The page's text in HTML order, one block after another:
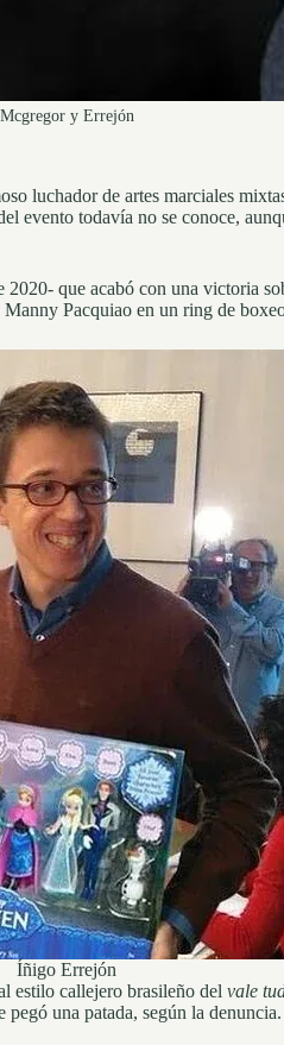
Mcgregor y Errejón
luchador de artes marciales
todavía no se conoce,
que acabó con una victoria
Manny Pacquiao en un ring de
Íñigo Errejón
estilo callejero brasileño del vale
pegó una patada, según la